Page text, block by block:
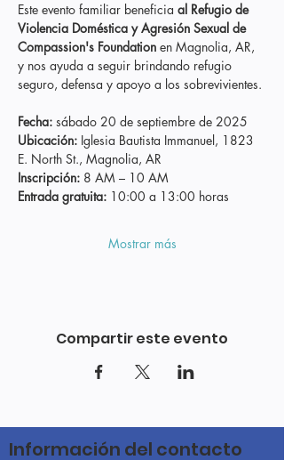
Este evento familiar beneficia al Refugio de
Violencia Doméstica y Agresión Sexual de
Compassion's Foundation en Magnolia, AR,
y nos ayuda a seguir brindando refugio
seguro, defensa y apoyo a los sobrevivientes.
Fecha: sábado 20 de septiembre de 2025
Ubicación: Iglesia Bautista Immanuel, 1823
E. North St., Magnolia, AR
Inscripción: 8 AM – 10 AM
Entrada gratuita: 10:00 a 13:00 horas
Mostrar más
Compartir este evento
Información del contacto